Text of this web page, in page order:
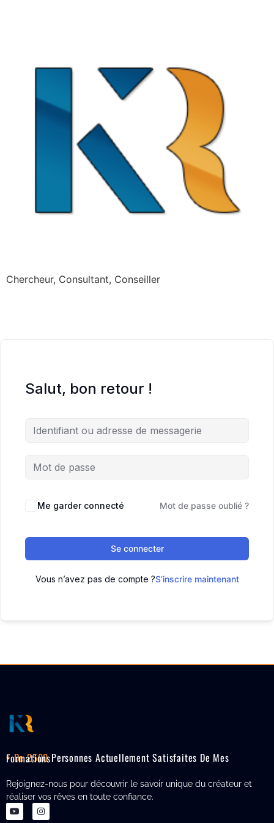
Chercheur, Consultant, Conseiller
Salut, bon retour !
Me garder connecté Mot de passe oublié ?
Se connecter
Vous n’avez pas de compte ?S’inscrire maintenant
+ De 2500
Personnes Actuellement Satisfaites De Mes Formations
Rejoignez-nous pour découvrir le savoir unique du créateur et
réaliser vos rêves en toute confiance.